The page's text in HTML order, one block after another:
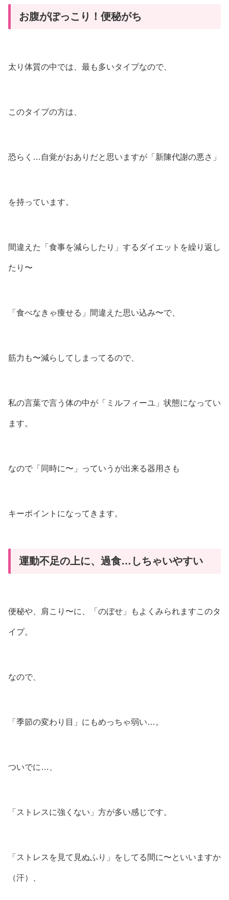
お腹がぽっこり！便秘がち
太り体質の中では、最も多いタイプなので、
このタイプの方は、
恐らく…自覚がおありだと思いますが「新陳代謝の悪さ」
を持っています。
間違えた「食事を減らしたり」するダイエットを繰り返し
たり〜
「食べなきゃ痩せる」間違えた思い込み〜で、
筋力も〜減らしてしまってるので、
私の言葉で言う体の中が「ミルフィーユ」状態になってい
ます。
なので「同時に〜」っていうが出来る器用さも
キーポイントになってきます。
運動不足の上に、過食…しちゃいやすい
便秘や、肩こり〜に、「のぼせ」もよくみられますこのタ
イプ。
なので、
「季節の変わり目」にもめっちゃ弱い…。
ついでに…、
「ストレスに強くない」方が多い感じです。
「ストレスを見て見ぬふり」をしてる間に〜といいますか
（汗）、